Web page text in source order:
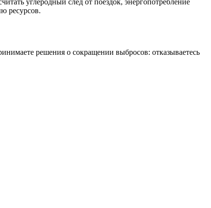
ресурсов.
решения о сокращении выбросов: отказываетесь